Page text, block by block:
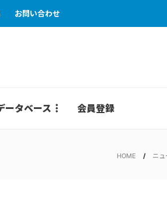
お問い合わせ
ータベース 会員登録
HOME ニュ